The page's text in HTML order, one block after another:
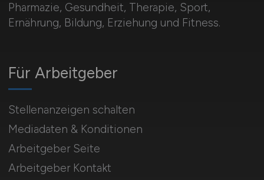
Pharmazie, Gesundheit, Therapie, Sport,
Ernährung, Bildung, Erziehung und Fitness.
Für Arbeitgeber
Stellenanzeigen schalten
Mediadaten & Konditionen
Arbeitgeber Seite
Arbeitgeber Kontakt